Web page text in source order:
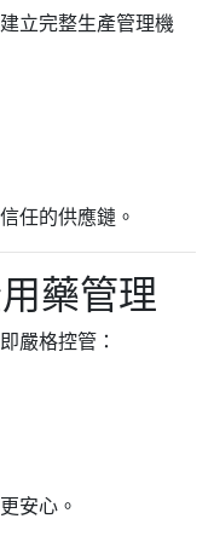
立完整生產管理機
任的供應鏈。
藥管理
嚴格控管：
安心。